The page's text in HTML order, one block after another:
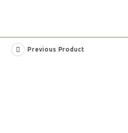
Previous Product